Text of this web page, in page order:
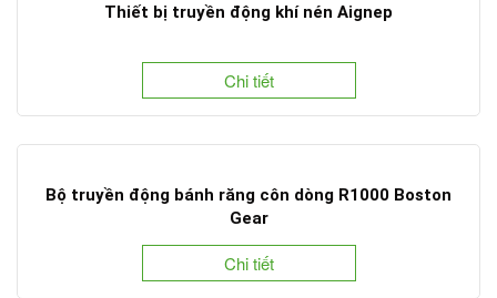
Thiết bị truyền động khí nén Aignep
Chi tiết
Bộ truyền động bánh răng côn dòng R1000 Boston
Gear
Chi tiết